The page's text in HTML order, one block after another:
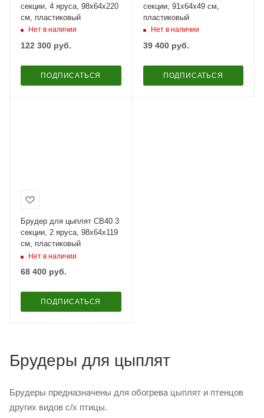
секции, 4 яруса, 98x64x220
см, пластиковый
Нет в наличии
122 300 руб.
ПОДПИСАТЬСЯ
секции, 91x64x49 см,
пластиковый
Нет в наличии
39 400руб.
ПОДПИСАТЬСЯ
Брудер для цыплят CB40 3
секции, 2 яруса, 98x64x119
см, пластиковый
Нет в наличии
68 400 руб.
ПОДПИСАТЬСЯ
Брудеры для цыплят
Брудеры предназначены для обогрева цыплят и птенцов
других видов с/х птицы.